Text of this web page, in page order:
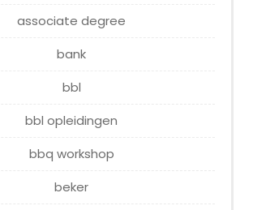
associate degree
bank
bbl
bbl opleidingen
bbq workshop
beker